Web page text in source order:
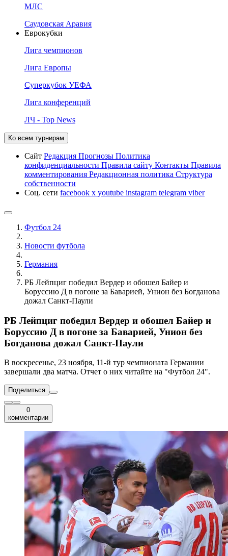
МЛС
Саудовская Аравия
Еврокубки
Лига чемпионов
Лига Европы
Суперкубок УЕФА
Лига конференций
ЛЧ - Top News
Ко всем турнирам
Сайт Редакция Прогнозы Политика
конфиденциальности Правила сайту Контакты Правила
комментирования Редакционная политика Структура
собственности
Соц. сети facebook x youtube instagram telegram viber
Футбол 24
Новости футбола
Германия
РБ Лейпциг победил Вердер и обошел Байер и
Боруссию Д в погоне за Баварией, Унион без Богданова
дожал Санкт-Паули
РБ Лейпциг победил Вердер и обошел Байер и
Боруссию Д в погоне за Баварией, Унион без
Богданова дожал Санкт-Паули
В воскресенье, 23 ноября, 11-й тур чемпионата Германии
завершали два матча. Отчет о них читайте на "Футбол 24".
Поделиться
0
комментарии